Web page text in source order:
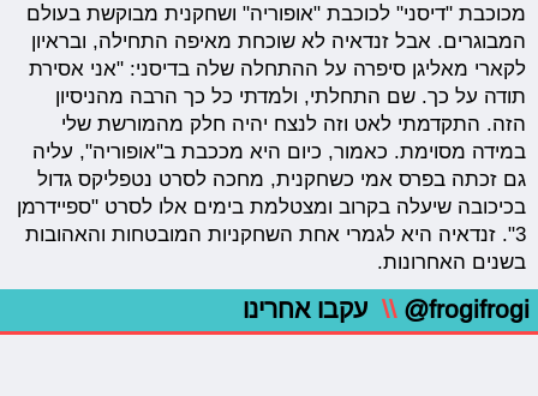
מכוכבת "דיסני" לכוכבת "אופוריה" ושחקנית מבוקשת בעולם
המבוגרים. אבל זנדאיה לא שוכחת מאיפה התחילה, ובראיון
לקארי מאליגן סיפרה על ההתחלה שלה בדיסני: "אני אסירת
תודה על כך. שם התחלתי, ולמדתי כל כך הרבה מהניסיון
הזה. התקדמתי לאט וזה לנצח יהיה חלק מהמורשת שלי
במידה מסוימת. כאמור, כיום היא מככבת ב"אופוריה", עליה
גם זכתה בפרס אמי כשחקנית, מחכה לסרט נטפליקס גדול
בכיכובה שיעלה בקרוב ומצטלמת בימים אלו לסרט "ספיידרמן
3". זנדאיה היא לגמרי אחת השחקניות המובטחות והאהובות
בשנים האחרונות.
@frogifrogi
\\ עקבו אחרינו